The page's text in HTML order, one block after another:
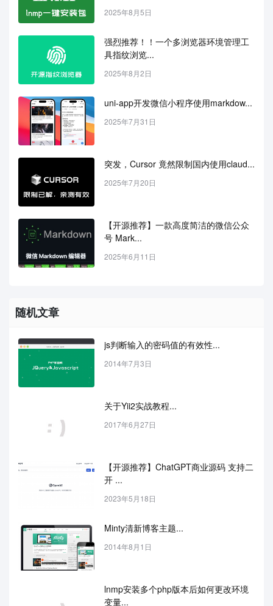
2025年8月5日
强烈推荐！！一个多浏览器环境管理工
具指纹浏览...
2025年8月2日
uni-app开发微信小程序使用markdow...
2025年7月31日
突发，Cursor 竟然限制国内使用claud...
2025年7月20日
【开源推荐】一款高度简洁的微信公众
号 Mark...
2025年6月11日
随机文章
js判断输入的密码值的有效性...
2014年7月3日
关于Yii2实战教程...
2017年6月27日
【开源推荐】ChatGPT商业源码 支持二
开 ...
2023年5月18日
Minty清新博客主题...
2014年8月1日
lnmp安装多个php版本后如何更改环境
变量...